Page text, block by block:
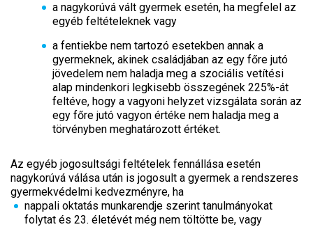
a nagykorúvá vált gyermek esetén, ha megfelel az
egyéb feltételeknek vagy
a fentiekbe nem tartozó esetekben annak a
gyermeknek, akinek családjában az egy főre jutó
jövedelem nem haladja meg a szociális vetítési
alap mindenkori legkisebb összegének 225%-át
feltéve, hogy a vagyoni helyzet vizsgálata során az
egy főre jutó vagyon értéke nem haladja meg a
törvényben meghatározott értéket.
Az egyéb jogosultsági feltételek fennállása esetén
nagykorúvá válása után is jogosult a gyermek a rendszeres
gyermekvédelmi kedvezményre, ha
nappali oktatás munkarendje szerint tanulmányokat
folytat és 23. életévét még nem töltötte be, vagy